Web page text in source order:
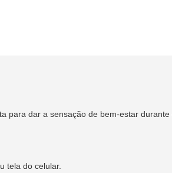
para dar a sensação de bem-estar
tela do celular.